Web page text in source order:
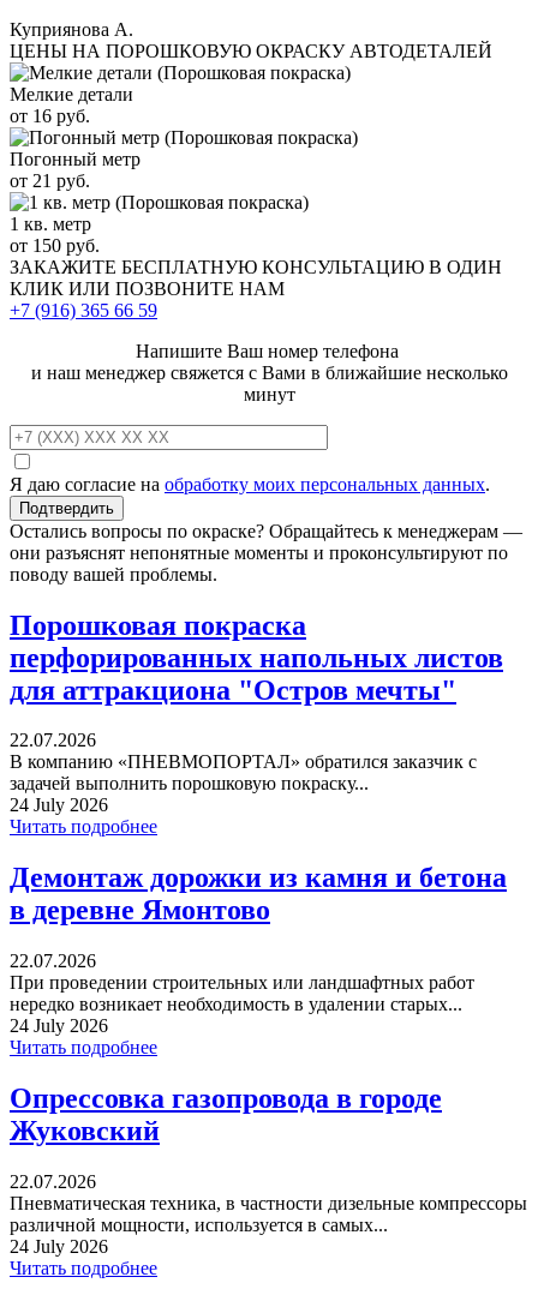
Куприянова А.
ЦЕНЫ НА ПОРОШКОВУЮ ОКРАСКУ АВТОДЕТАЛЕЙ
Мелкие детали
от 16 руб.
Погонный метр
от 21 руб.
1 кв. метр
от 150 руб.
ЗАКАЖИТЕ БЕСПЛАТНУЮ КОНСУЛЬТАЦИЮ В ОДИН
КЛИК ИЛИ ПОЗВОНИТЕ НАМ
+7 (916) 365 66 59
Напишите Ваш номер телефона
и наш менеджер свяжется с Вами в ближайшие несколько
минут
Я даю согласие на обработку моих персональных данных.
Остались вопросы по окраске? Обращайтесь к менеджерам —
они разъяснят непонятные моменты и проконсультируют по
поводу вашей проблемы.
Порошковая покраска
перфорированных напольных листов
для аттракциона "Остров мечты"
22.07.2026
В компанию «ПНЕВМОПОРТАЛ» обратился заказчик с
задачей выполнить порошковую покраску...
24 July 2026
Читать подробнее
Демонтаж дорожки из камня и бетона
в деревне Ямонтово
22.07.2026
При проведении строительных или ландшафтных работ
нередко возникает необходимость в удалении старых...
24 July 2026
Читать подробнее
Опрессовка газопровода в городе
Жуковский
22.07.2026
Пневматическая техника, в частности дизельные компрессоры
различной мощности, используется в самых...
24 July 2026
Читать подробнее